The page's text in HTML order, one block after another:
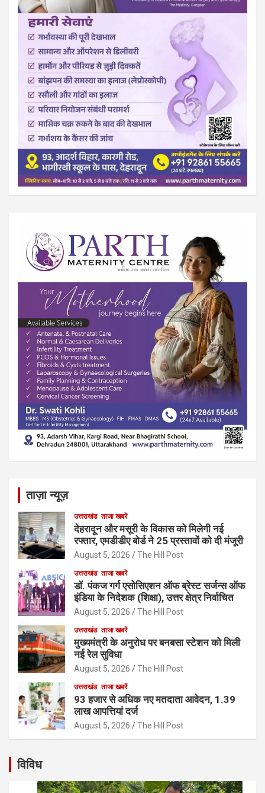
ताज़ा न्यूज़
उत्तराखंड ताजा खबरें
देहरादून और मसूरी के विकास को मिलेगी नई
रफ्तार, एमडीडीए बोर्ड ने 25 प्रस्तावों को दी मंजूरी
August 5, 2026 The Hill Post
उत्तराखंड ताजा खबरें
डॉ. पंकज गर्ग एसोसिएशन ऑफ ब्रेस्ट सर्जन्स ऑफ
इंडिया के निदेशक (शिक्षा), उत्तर क्षेत्र निर्वाचित
August 5, 2026 The Hill Post
उत्तराखंड ताजा खबरें
मुख्यमंत्री के अनुरोध पर बनबसा स्टेशन को मिली
नई रेल सुविधा
August 5, 2026 The Hill Post
उत्तराखंड ताजा खबरें
93 हजार से अधिक नए मतदाता आवेदन, 1.39
लाख आपत्तियां दर्ज
August 5, 2026 The Hill Post
विविध